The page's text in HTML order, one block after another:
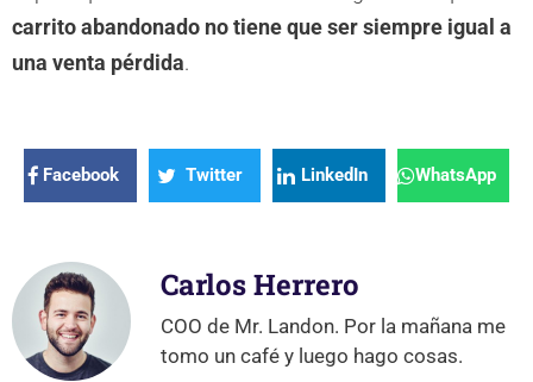
carrito abandonado no tiene que ser siempre igual a
una venta pérdida.
Facebook Twitter LinkedIn WhatsApp
Carlos Herrero
COO de Mr. Landon. Por la mañana me
tomo un café y luego hago cosas.